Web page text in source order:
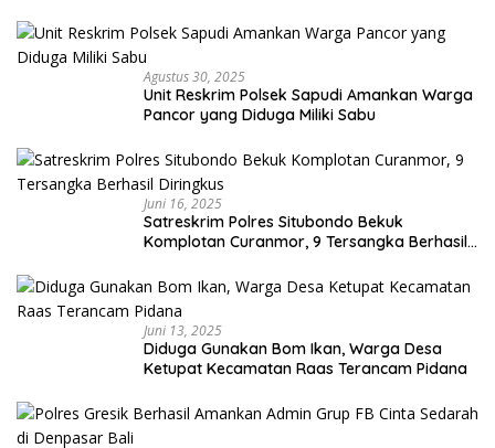
Agustus 30, 2025
Unit Reskrim Polsek Sapudi Amankan Warga
Pancor yang Diduga Miliki Sabu
Juni 16, 2025
Satreskrim Polres Situbondo Bekuk
Komplotan Curanmor, 9 Tersangka Berhasil
Juni 13, 2025
Diduga Gunakan Bom Ikan, Warga Desa
Ketupat Kecamatan Raas Terancam Pidana